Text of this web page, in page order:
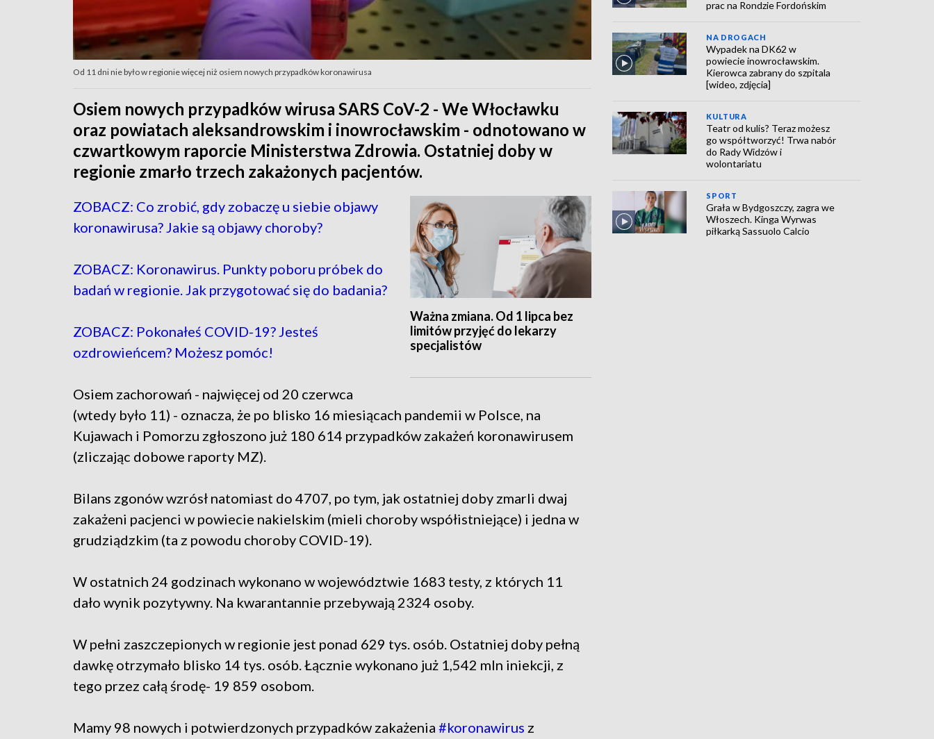
Od 11 dni nie było w regionie więcej niż osiem nowych przypadków koronawirusa
Osiem nowych przypadków wirusa SARS CoV-2 - We Włocławku
oraz powiatach aleksandrowskim i inowrocławskim - odnotowano w
czwartkowym raporcie Ministerstwa Zdrowia. Ostatniej doby w
regionie zmarło trzech zakażonych pacjentów.
Ważna zmiana. Od 1 lipca bez
limitów przyjęć do lekarzy
specjalistów
ZOBACZ: Co zrobić, gdy zobaczę u siebie objawy
koronawirusa? Jakie są objawy choroby?
ZOBACZ: Koronawirus. Punkty poboru próbek do
badań w regionie. Jak przygotować się do badania?
ZOBACZ: Pokonałeś COVID-19? Jesteś
ozdrowieńcem? Możesz pomóc!
Osiem zachorowań - najwięcej od 20 czerwca
(wtedy było 11) - oznacza, że po blisko 16 miesiącach pandemii w Polsce, na
Kujawach i Pomorzu zgłoszono już 180 614 przypadków zakażeń koronawirusem
(zliczając dobowe raporty MZ).
Bilans zgonów wzrósł natomiast do 4707, po tym, jak ostatniej doby zmarli dwaj
zakażeni pacjenci w powiecie nakielskim (mieli choroby współistniejące) i jedna w
grudziądzkim (ta z powodu choroby COVID-19).
W ostatnich 24 godzinach wykonano w województwie 1683 testy, z których 11
dało wynik pozytywny. Na kwarantannie przebywają 2324 osoby.
W pełni zaszczepionych w regionie jest ponad 629 tys. osób. Ostatniej doby pełną
dawkę otrzymało blisko 14 tys. osób. Łącznie wykonano już 1,542 mln iniekcji, z
tego przez całą środę- 19 859 osobom.
Mamy 98 nowych i potwierdzonych przypadków zakażenia #koronawirus z
prac na Rondzie Fordońskim
NA DROGACH
Wypadek na DK62 w
powiecie inowrocławskim.
Kierowca zabrany do szpitala
[wideo, zdjęcia]
KULTURA
Teatr od kulis? Teraz możesz
go współtworzyć! Trwa nabór
do Rady Widzów i
wolontariatu
SPORT
Grała w Bydgoszczy, zagra we
Włoszech. Kinga Wyrwas
piłkarką Sassuolo Calcio